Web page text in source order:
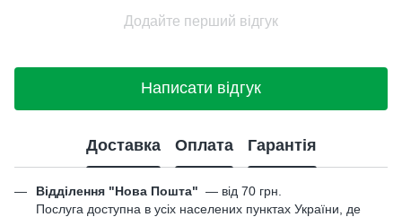
Додайте перший відгук
Написати відгук
Доставка Оплата Гарантія
Відділення "Нова Пошта" — від 70 грн.
Послуга доступна в усіх населених пунктах України, де